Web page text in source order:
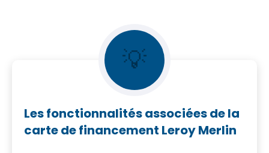
💡
Les fonctionnalités associées de la
carte de financement Leroy Merlin